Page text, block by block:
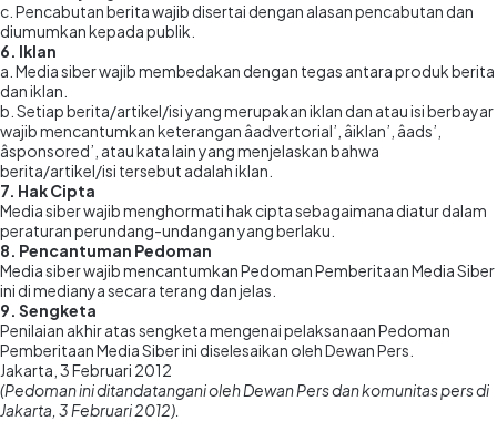
c. Pencabutan berita wajib disertai dengan alasan pencabutan dan
diumumkan kepada publik.
6. Iklan
a. Media siber wajib membedakan dengan tegas antara produk berita
dan iklan.
b. Setiap berita/artikel/isi yang merupakan iklan dan atau isi berbayar
wajib mencantumkan keterangan âadvertorial’, âiklan’, âads’,
âsponsored’, atau kata lain yang menjelaskan bahwa
berita/artikel/isi tersebut adalah iklan.
7. Hak Cipta
Media siber wajib menghormati hak cipta sebagaimana diatur dalam
peraturan perundang-undangan yang berlaku.
8. Pencantuman Pedoman
Media siber wajib mencantumkan Pedoman Pemberitaan Media Siber
ini di medianya secara terang dan jelas.
9. Sengketa
Penilaian akhir atas sengketa mengenai pelaksanaan Pedoman
Pemberitaan Media Siber ini diselesaikan oleh Dewan Pers.
Jakarta, 3 Februari 2012
(Pedoman ini ditandatangani oleh Dewan Pers dan komunitas pers di
Jakarta, 3 Februari 2012).